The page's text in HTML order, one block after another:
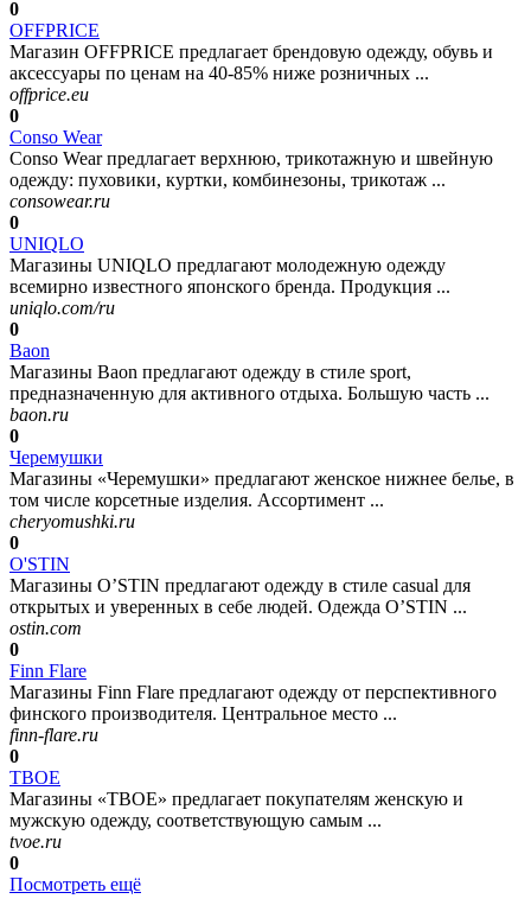
0
OFFPRICE
Магазин OFFPRICE предлагает брендовую одежду, обувь и
аксессуары по ценам на 40-85% ниже розничных ...
offprice.eu
0
Conso Wear
Conso Wear предлагает верхнюю, трикотажную и швейную
одежду: пуховики, куртки, комбинезоны, трикотаж ...
consowear.ru
0
UNIQLO
Магазины UNIQLO предлагают молодежную одежду
всемирно известного японского бренда. Продукция ...
uniqlo.com/ru
0
Baon
Магазины Baon предлагают одежду в стиле sport,
предназначенную для активного отдыха. Большую часть ...
baon.ru
0
Черемушки
Магазины «Черемушки» предлагают женское нижнее белье, в
том числе корсетные изделия. Ассортимент ...
cheryomushki.ru
0
O'STIN
Магазины O’STIN предлагают одежду в стиле casual для
открытых и уверенных в себе людей. Одежда O’STIN ...
ostin.com
0
Finn Flare
Магазины Finn Flare предлагают одежду от перспективного
финского производителя. Центральное место ...
finn-flare.ru
0
ТВОЕ
Магазины «ТВОЕ» предлагает покупателям женскую и
мужскую одежду, соответствующую самым ...
tvoe.ru
0
Посмотреть ещё